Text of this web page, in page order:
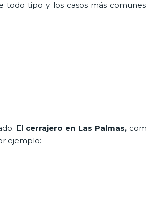
todo tipo y los casos más
El cerrajero en Las Palmas,
ejemplo: